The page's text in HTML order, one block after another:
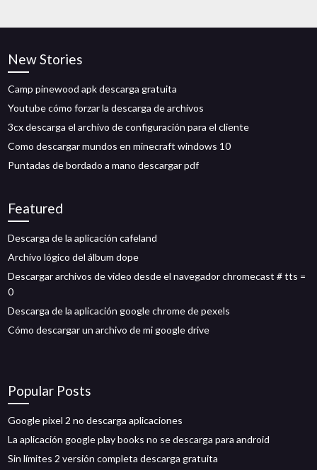
New Stories
Camp pinewood apk descarga gratuita
Youtube cómo forzar la descarga de archivos
3cx descarga el archivo de configuración para el cliente
Como descargar mundos en minecraft windows 10
Puntadas de bordado a mano descargar pdf
Featured
Descarga de la aplicación cafeland
Archivo lógico del álbum dope
Descargar archivos de video desde el navegador chromecast # tts =
0
Descarga de la aplicación google chrome de pexels
Cómo descargar un archivo de mi google drive
Popular Posts
Google pixel 2 no descarga aplicaciones
La aplicación google play books no se descarga para android
Sin límites 2 versión completa descarga gratuita